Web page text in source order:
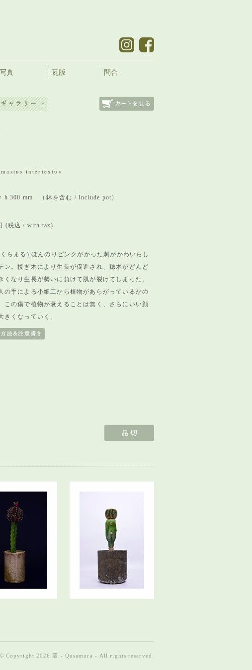
写真 瓦版 問合
intertextus
h 300 mm （鉢を含む / Include pot）
(税込 / with tax)
らまる):ほんのりピンクがかった刺がかわいらし
ン。接ぎ木により生長が促進され、穂木がどんど
くなり生長が勢いに負けて肌が裂けてしまった。
の手による小細工から植物があらがっているかの
この傷で植物が衰えることは無く、さらにいい顔
きくなっていく。
© Copyright 2026 叢 - Qusamura - All rights reserved.